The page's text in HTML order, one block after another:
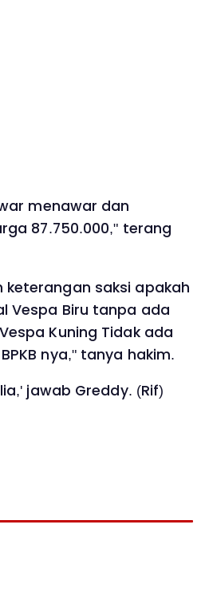
menawar dan
87.750.000," terang
keterangan saksi apakah
Vespa Biru tanpa ada
Kuning Tidak ada
nya," tanya hakim.
jawab Greddy. (Rif)